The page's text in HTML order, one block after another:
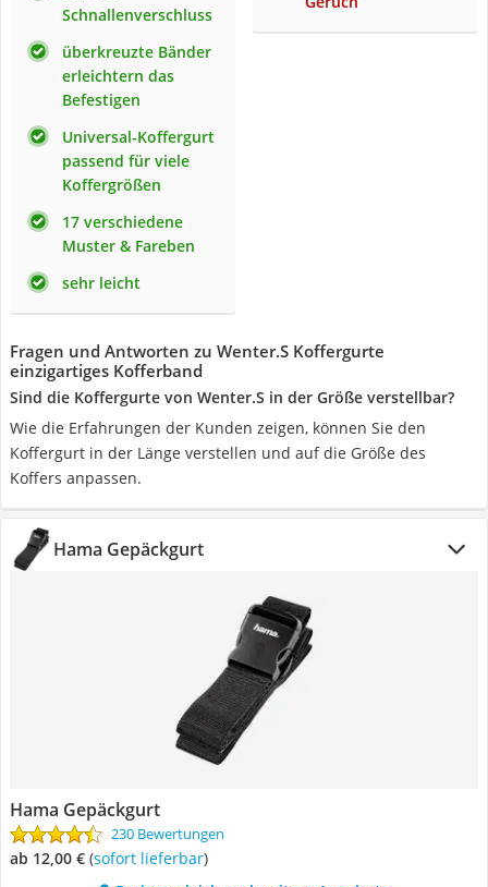
Schnallenverschluss
überkreuzte Bänder
erleichtern das
Befestigen
Universal-Koffergurt
passend für viele
Koffergrößen
17 verschiedene
Muster & Fareben
sehr leicht
Fragen und Antworten zu Wenter.S Koffergurte
einzigartiges Kofferband
Sind die Koffergurte von Wenter.S in der Größe verstellbar?
Wie die Erfahrungen der Kunden zeigen, können Sie den
Koffergurt in der Länge verstellen und auf die Größe des
Koffers anpassen.
Hama Gepäckgurt
Hama Gepäckgurt
230 Bewertungen
ab 12,00 € ( Sofort lieferbar)